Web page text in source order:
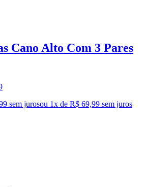
Cano Alto Com 3 Pares
sem jurosou 1x de R$ 69,99 sem juros